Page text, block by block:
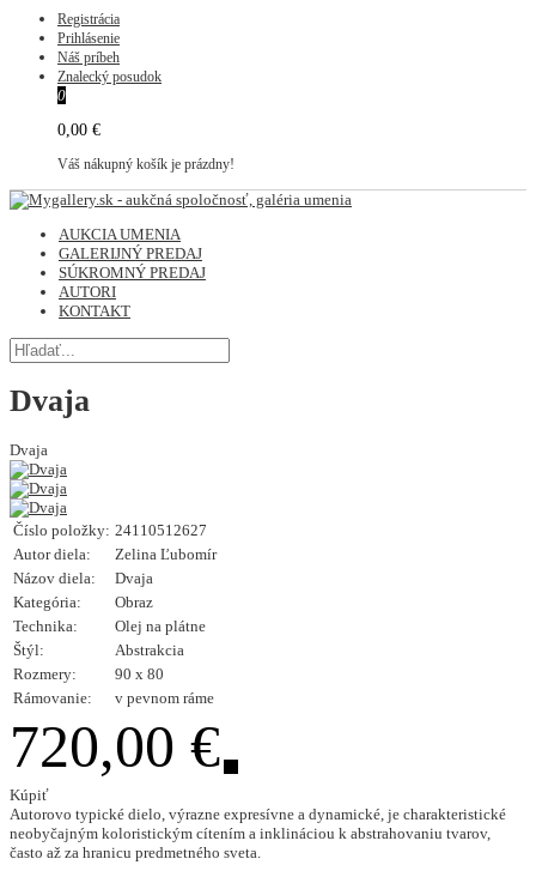
Registrácia
Prihlásenie
Náš príbeh
Znalecký posudok
0
0,00 €
Váš nákupný košík je prázdny!
AUKCIA UMENIA
GALERIJNÝ PREDAJ
SÚKROMNÝ PREDAJ
AUTORI
KONTAKT
Dvaja
Dvaja
Číslo položky: 24110512627
Autor diela:
Zelina Ľubomír
Názov diela:
Dvaja
Kategória:
Obraz
Technika:
Olej na plátne
Štýl:
Abstrakcia
Rozmery:
90 x 80
Rámovanie:
v pevnom ráme
720,00 €
Kúpiť
Autorovo typické dielo, výrazne expresívne a dynamické, je charakteristické
neobyčajným koloristickým cítením a inklináciou k abstrahovaniu tvarov,
často až za hranicu predmetného sveta.